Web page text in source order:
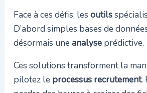
Face à ces défis, les outils
D’abord simples bases de
désormais uneanalyseprédictive.
Ces solutions transforment la
pilotez le processus recrutement.